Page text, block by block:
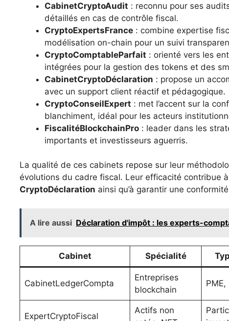
CabinetCryptoAudit : reconnu pour ses
détaillés en cas de contrôle fiscal.
CryptoExpertsFrance : combine expertise
modélisation on-chain pour un suivi
CryptoComptableParfait : orienté vers les
intégrées pour la gestion des tokens et des
CabinetCryptoDéclaration : propose un
avec un support client réactif et pédagogique.
CryptoConseilExpert : met l’accent sur la
blanchiment, idéal pour les acteurs
FiscalitéBlockchainPro : leader dans les
importants et investisseurs aguerris.
La qualité de ces cabinets repose sur leur
évolutions du cadre fiscal. Leur efficacité contribue
CryptoDéclaration ainsi qu’à garantir une
A lire aussi Déclaration d'impôt : les experts-
Cabinet Spécialité
CabinetLedgerCompta
Entreprises
blockchain
ExpertCryptoFiscal
Actifs non